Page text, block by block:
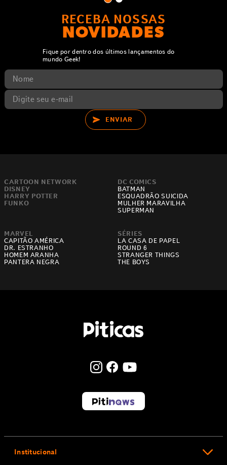
RECEBA NOSSAS
NOVIDADES
Fique por dentro dos últimos lançamentos do
mundo Geek!
ENVIAR
CARTOON NETWORK
DISNEY
HARRY POTTER
FUNKO
DC COMICS
BATMAN
ESQUADRÃO SUICIDA
MULHER MARAVILHA
SUPERMAN
MARVEL
CAPITÃO AMÉRICA
DR. ESTRANHO
HOMEM ARANHA
PANTERA NEGRA
SÉRIES
LA CASA DE PAPEL
ROUND 6
STRANGER THINGS
THE BOYS
Institucional